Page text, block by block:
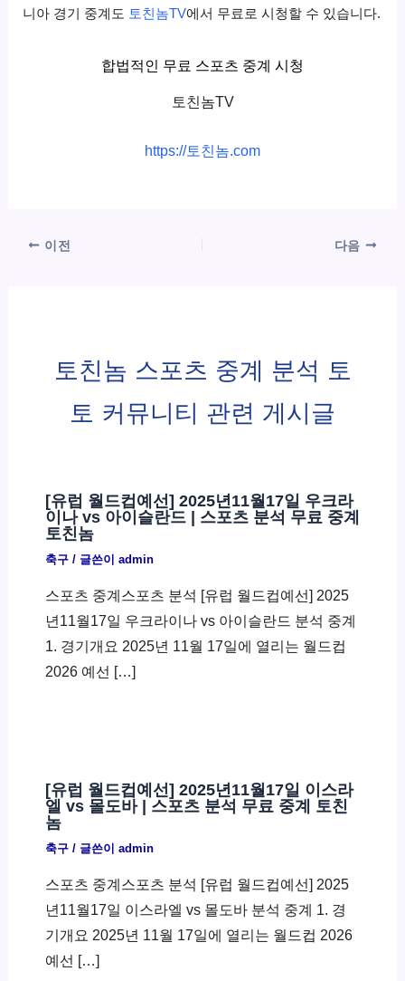
니아 경기 중계도 토친놈TV에서 무료로 시청할 수 있습니다.
합법적인 무료 스포츠 중계 시청
토친놈TV
https://토친놈.com
이전 다음
토친놈 스포츠 중계 분석 토
토 커뮤니티 관련 게시글
[유럽 월드컵예선] 2025년11월17일 우크라
이나 vs 아이슬란드 | 스포츠 분석 무료 중계
토친놈
축구/ 글쓴이 admin
스포츠 중계스포츠 분석 [유럽 월드컵예선] 2025
년11월17일 우크라이나 vs 아이슬란드 분석 중계
1. 경기개요 2025년 11월 17일에 열리는 월드컵
2026 예선 […]
[유럽 월드컵예선] 2025년11월17일 이스라
엘 vs 몰도바 | 스포츠 분석 무료 중계 토친
놈
축구/ 글쓴이 admin
스포츠 중계스포츠 분석 [유럽 월드컵예선] 2025
년11월17일 이스라엘 vs 몰도바 분석 중계 1. 경
기개요 2025년 11월 17일에 열리는 월드컵 2026
예선 […]